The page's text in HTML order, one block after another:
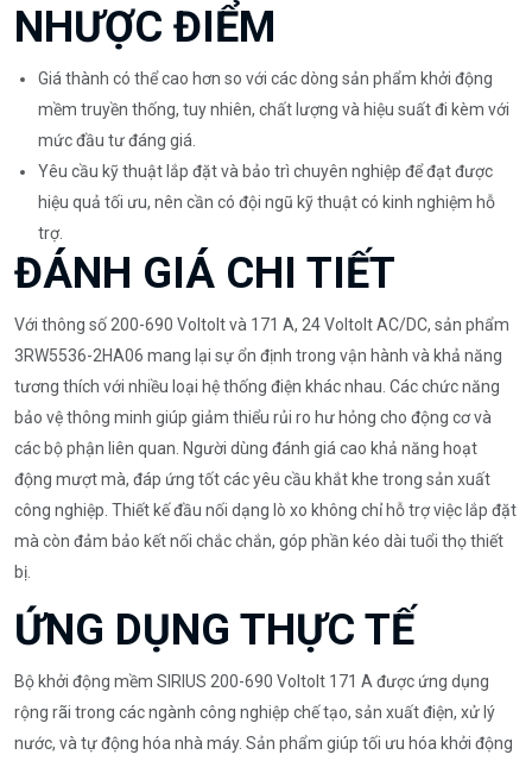
NHƯỢC ĐIỂM
Giá thành có thể cao hơn so với các dòng sản phẩm khởi động
mềm truyền thống, tuy nhiên, chất lượng và hiệu suất đi kèm với
mức đầu tư đáng giá.
Yêu cầu kỹ thuật lắp đặt và bảo trì chuyên nghiệp để đạt được
hiệu quả tối ưu, nên cần có đội ngũ kỹ thuật có kinh nghiệm hỗ
trợ.
ĐÁNH GIÁ CHI TIẾT
Với thông số 200-690 Voltolt và 171 A, 24 Voltolt AC/DC, sản phẩm
3RW5536-2HA06 mang lại sự ổn định trong vận hành và khả năng
tương thích với nhiều loại hệ thống điện khác nhau. Các chức năng
bảo vệ thông minh giúp giảm thiểu rủi ro hư hỏng cho động cơ và
các bộ phận liên quan. Người dùng đánh giá cao khả năng hoạt
động mượt mà, đáp ứng tốt các yêu cầu khắt khe trong sản xuất
công nghiệp. Thiết kế đầu nối dạng lò xo không chỉ hỗ trợ việc lắp đặt
mà còn đảm bảo kết nối chắc chắn, góp phần kéo dài tuổi thọ thiết
bị.
ỨNG DỤNG THỰC TẾ
Bộ khởi động mềm SIRIUS 200-690 Voltolt 171 A được ứng dụng
rộng rãi trong các ngành công nghiệp chế tạo, sản xuất điện, xử lý
nước, và tự động hóa nhà máy. Sản phẩm giúp tối ưu hóa khởi động